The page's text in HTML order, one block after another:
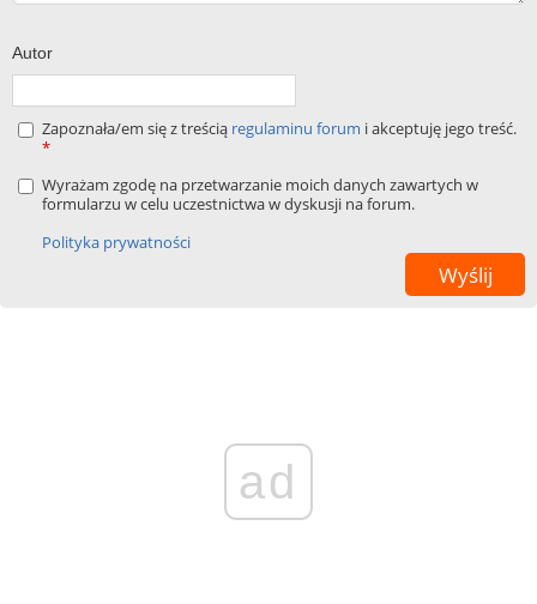
Autor
Zapoznała/em się z treścią regulaminu forum i akceptuję jego treść.
*
Wyrażam zgodę na przetwarzanie moich danych zawartych w
formularzu w celu uczestnictwa w dyskusji na forum.
Polityka prywatności
ad